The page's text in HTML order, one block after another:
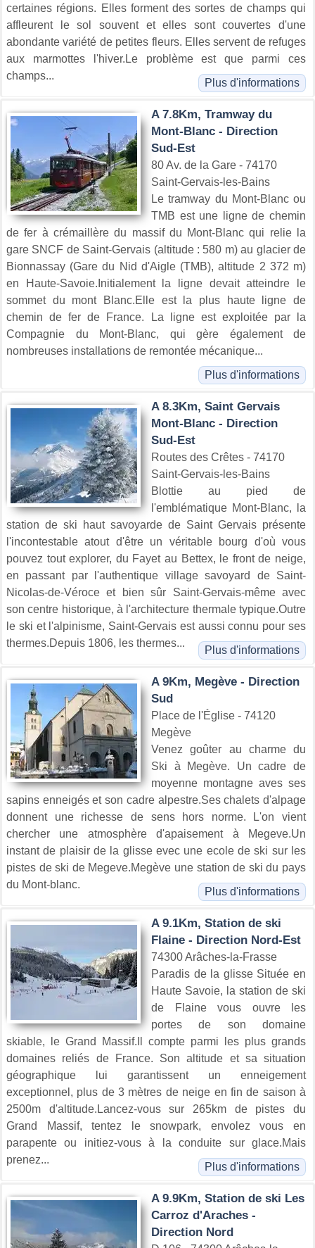
certaines régions. Elles forment des sortes de champs qui
affleurent le sol souvent et elles sont couvertes d'une
abondante variété de petites fleurs. Elles servent de refuges
aux marmottes l'hiver.Le problème est que parmi ces
champs...
Plus d'informations
A 7.8Km, Tramway du
Mont-Blanc - Direction
Sud-Est
80 Av. de la Gare - 74170
Saint-Gervais-les-Bains
Le tramway du Mont-Blanc ou
TMB est une ligne de chemin
de fer à crémaillère du massif du Mont-Blanc qui relie la
gare SNCF de Saint-Gervais (altitude : 580 m) au glacier de
Bionnassay (Gare du Nid d'Aigle (TMB), altitude 2 372 m)
en Haute-Savoie.Initialement la ligne devait atteindre le
sommet du mont Blanc.Elle est la plus haute ligne de
chemin de fer de France. La ligne est exploitée par la
Compagnie du Mont-Blanc, qui gère également de
nombreuses installations de remontée mécanique...
Plus d'informations
A 8.3Km, Saint Gervais
Mont-Blanc - Direction
Sud-Est
Routes des Crêtes - 74170
Saint-Gervais-les-Bains
Blottie au pied de
l'emblématique Mont-Blanc, la
station de ski haut savoyarde de Saint Gervais présente
l'incontestable atout d'être un véritable bourg d'où vous
pouvez tout explorer, du Fayet au Bettex, le front de neige,
en passant par l'authentique village savoyard de Saint-
Nicolas-de-Véroce et bien sûr Saint-Gervais-même avec
son centre historique, à l'architecture thermale typique.Outre
le ski et l'alpinisme, Saint-Gervais est aussi connu pour ses
thermes.Depuis 1806, les thermes...
Plus d'informations
A 9Km, Megève - Direction
Sud
Place de l'Église - 74120
Megève
Venez goûter au charme du
Ski à Megève. Un cadre de
moyenne montagne aves ses
sapins enneigés et son cadre alpestre.Ses chalets d'alpage
donnent une richesse de sens hors norme. L'on vient
chercher une atmosphère d'apaisement à Megeve.Un
instant de plaisir de la glisse evec une ecole de ski sur les
pistes de ski de Megeve.Megève une station de ski du pays
du Mont-blanc.
Plus d'informations
A 9.1Km, Station de ski
Flaine - Direction Nord-Est
74300 Arâches-la-Frasse
Paradis de la glisse Située en
Haute Savoie, la station de ski
de Flaine vous ouvre les
portes de son domaine
skiable, le Grand Massif.Il compte parmi les plus grands
domaines reliés de France. Son altitude et sa situation
géographique lui garantissent un enneigement
exceptionnel, plus de 3 mètres de neige en fin de saison à
2500m d'altitude.Lancez-vous sur 265km de pistes du
Grand Massif, tentez le snowpark, envolez vous en
parapente ou initiez-vous à la conduite sur glace.Mais
prenez...
Plus d'informations
A 9.9Km, Station de ski Les
Carroz d'Araches -
Direction Nord